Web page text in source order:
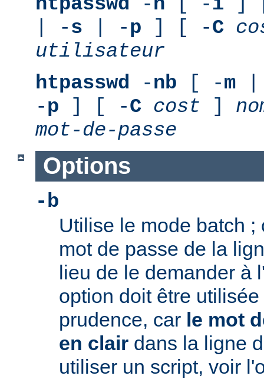
| -s | -p ] [ -C
utilisateur
htpasswd -nb [ -m
-p ] [ -C cost ]
mot-de-passe
Options
-b
Utilise le mode batch
mot de passe de la
lieu de le demander à
option doit être
prudence, car le mot
en clair dans la ligne
utiliser un script, voir